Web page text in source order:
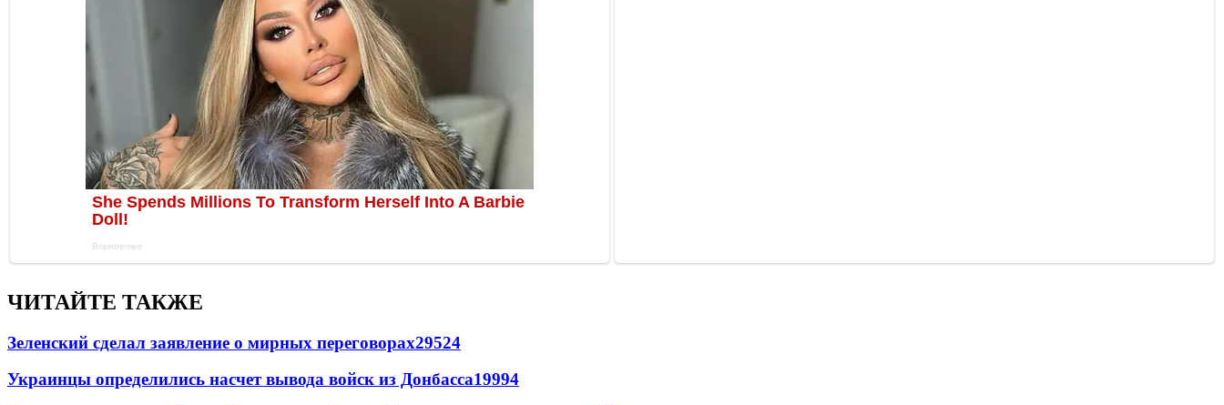
ЧИТАЙТЕ ТАКЖЕ
Зеленский сделал заявление о мирных переговорах29524
Украинцы определились насчет вывода войск из Донбасса19994